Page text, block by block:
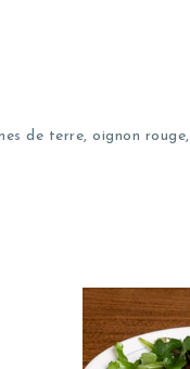
de terre, oignon